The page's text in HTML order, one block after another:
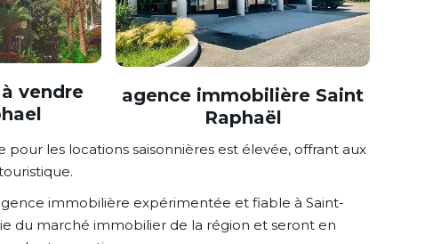
vendre
agence immobilière Saint
Raphaël
les locations saisonnières est élevée, offrant aux
immobilière expérimentée et fiable à Saint-
du marché immobilier de la région et seront en